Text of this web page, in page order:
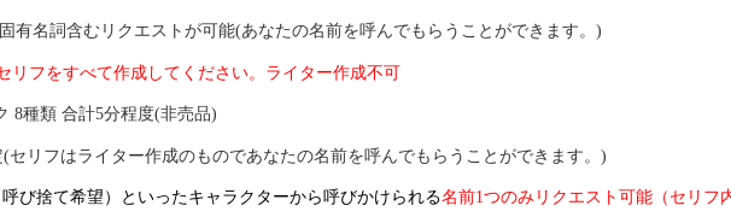
固有名詞含むリクエストが可能(あなたの名前を呼んでもらうことができます。)
リフをすべて作成してください。ライター作成不可
8種類 合計5分程度(非売品)
(セリフはライター作成のものであなたの名前を呼んでもらうことができます。)
び捨て希望）といったキャラクターから呼びかけられる名前1つのみリクエスト可能（セリフ